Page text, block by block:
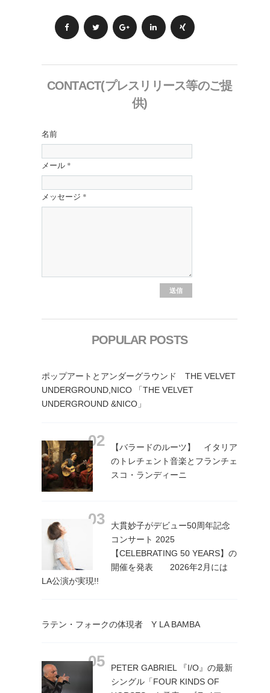
CONTACT(プレスリリース等のご提
供)
名前
メール *
メッセージ *
POPULAR POSTS
ポップアートとアンダーグラウンド THE VELVET
UNDERGROUND,NICO 「THE VELVET
UNDERGROUND &NICO」
【バラードのルーツ】 イタリア
のトレチェント音楽とフランチェ
スコ・ランディーニ
大貫妙子がデビュー50周年記念
コンサート 2025
【CELEBRATING 50 YEARS】の
開催を発表 2026年2月には
LA公演が実現!!
ラテン・フォークの体現者 Y LA BAMBA
PETER GABRIEL 『I/O』の最新
シングル「FOUR KINDS OF